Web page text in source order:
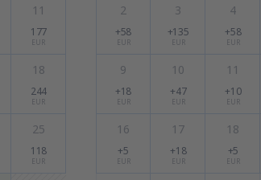
11
177
EUR
18
244
EUR
25
118
EUR
2
+58
EUR
3
+135
EUR
4
+58
EUR
9
+18
EUR
10
+47
EUR
11
+10
EUR
16
+5
EUR
17
+18
EUR
18
+5
EUR